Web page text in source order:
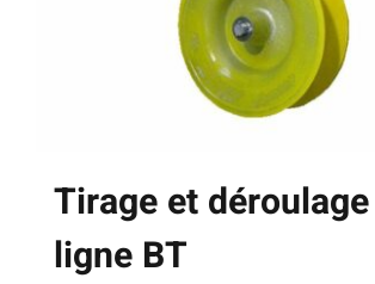
Tirage et
ligne BT